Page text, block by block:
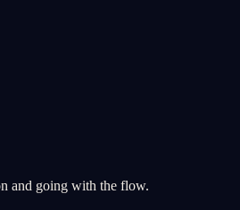
and going with the flow.